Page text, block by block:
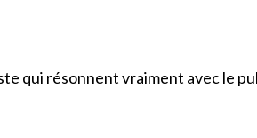
qui résonnent vraiment avec le